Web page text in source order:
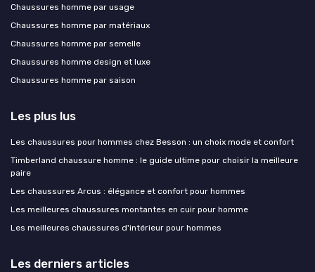
Chaussures homme par usage
Chaussures homme par matériaux
Chaussures homme par semelle
Chaussures homme design et luxe
Chaussures homme par saison
Les plus lus
Les chaussures pour hommes chez Besson : un choix mode et confort
Timberland chaussure homme : le guide ultime pour choisir la meilleure
paire
Les chaussures Arcus : élégance et confort pour hommes
Les meilleures chaussures montantes en cuir pour homme
Les meilleures chaussures d'intérieur pour hommes
Les derniers articles